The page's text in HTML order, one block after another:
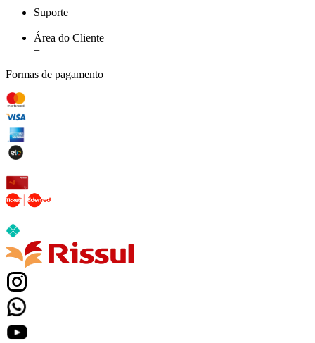
Suporte
+
Área do Cliente
+
Formas de pagamento